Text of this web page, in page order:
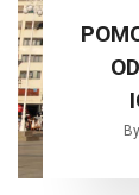
By